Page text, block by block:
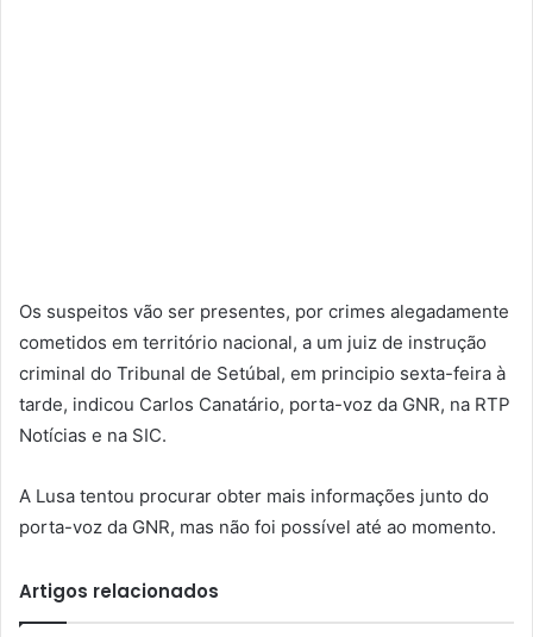
Os suspeitos vão ser presentes, por crimes alegadamente
cometidos em território nacional, a um juiz de instrução
criminal do Tribunal de Setúbal, em principio sexta-feira à
tarde, indicou Carlos Canatário, porta-voz da GNR, na RTP
Notícias e na SIC.
A Lusa tentou procurar obter mais informações junto do
porta-voz da GNR, mas não foi possível até ao momento.
Artigos relacionados